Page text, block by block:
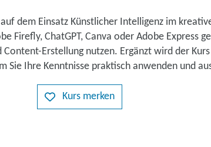
dem Einsatz Künstlicher Intelligenz im
Firefly, ChatGPT, Canva oder Adobe Express
Erstellung nutzen. Ergänzt wird der
Sie Ihre Kenntnisse praktisch anwenden und
Kurs merken